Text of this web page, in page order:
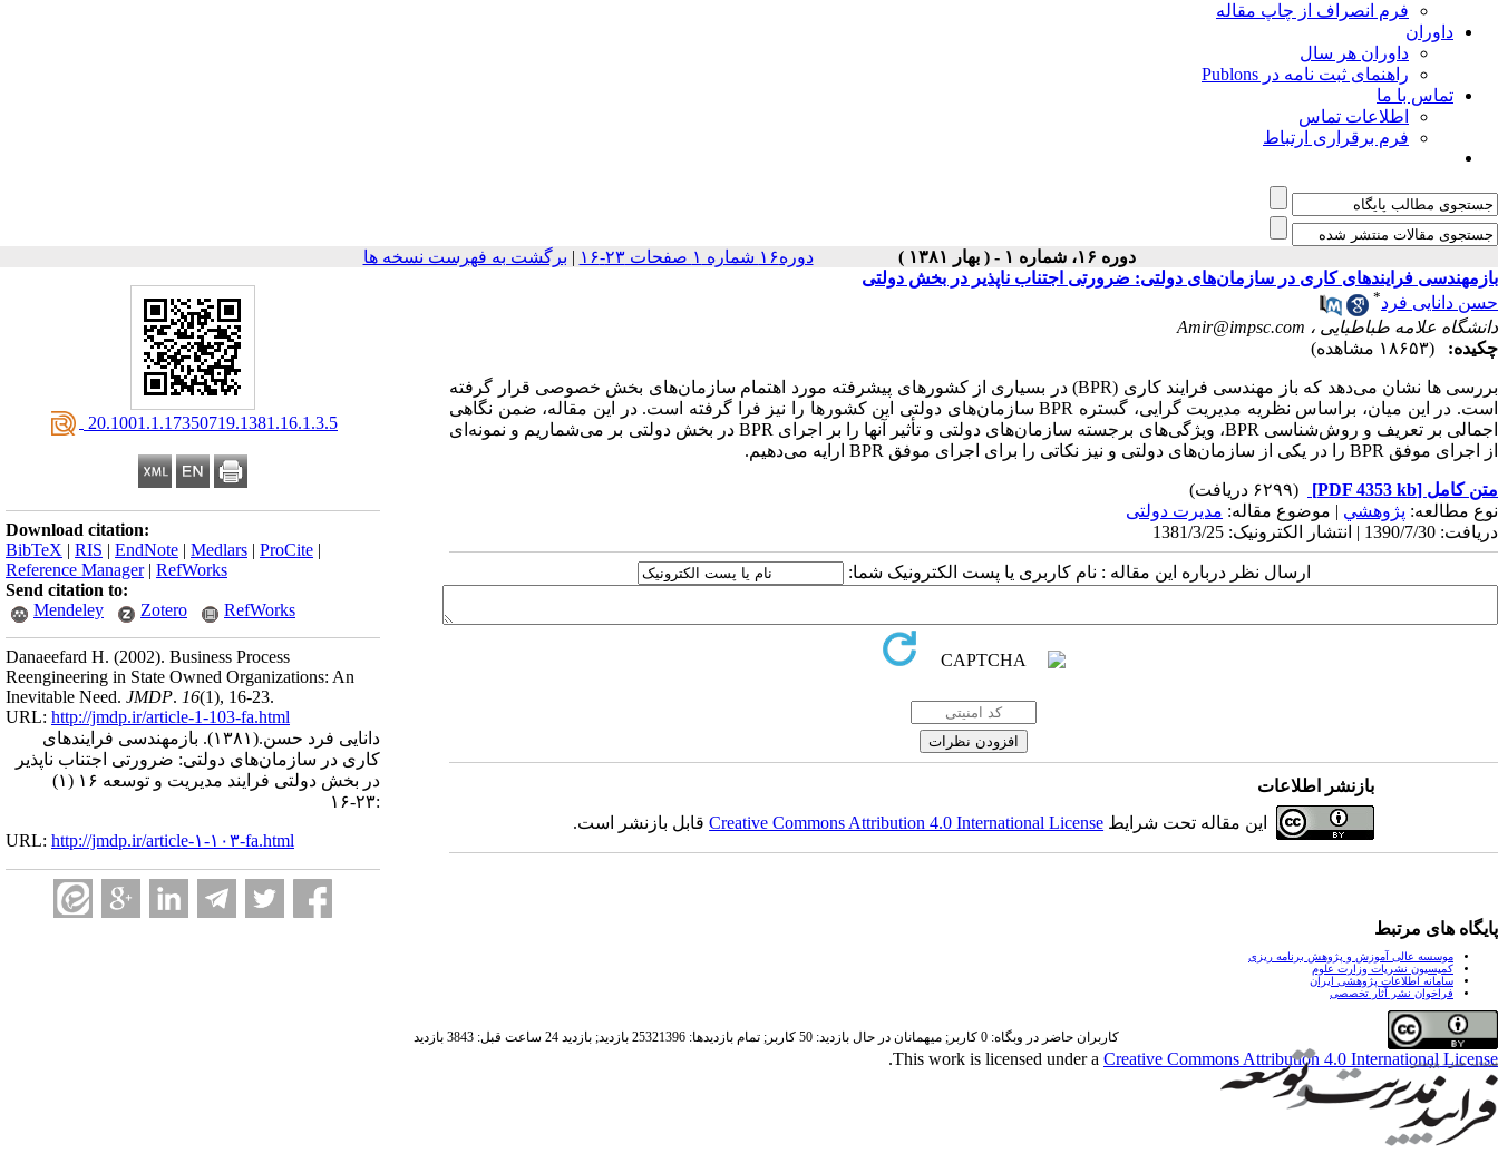
فرم انصراف از چاپ مقاله
داوران
داوران هر سال
راهنمای ثبت نامه در Publons
تماس با ما
اطلاعات تماس
فرم برقراری ارتباط
دوره ۱۶، شماره ۱ - ( بهار ۱۳۸۱ ) دوره۱۶ شماره ۱ صفحات ۲۳-۱۶ | برگشت به فهرست نسخه ها
‎ 20.1001.1.17350719.1381.16.1.3.5
Download citation:
BibTeX | RIS | EndNote | Medlars | ProCite |
Reference Manager| RefWorks
Send citation to:
Mendeley
Zotero RefWorks
Danaeefard H. (2002). Business Process
Reengineering in State Owned Organizations: An
Inevitable Need. JMDP. 16(1), 16-23.
URL: http://jmdp.ir/article-1-103-fa.html
دانایی فرد حسن.(۱۳۸۱).
بازمهندسی فرایندهای
کاری در سازمان‌های دولتی: ضرورتی اجتناب ناپذیر
در بخش دولتی فرایند مدیریت و توسعه ۱۶ (۱)
:۲۳-۱۶
URL: http://jmdp.ir/article-۱-۱۰۳-fa.html
بازمهندسی فرایندهای کاری در سازمان‌های دولتی: ضرورتی اجتناب ناپذیر در بخش دولتی
حسن دانایی فرد*
دانشگاه علامه طباطبایی ، Amir@impsc.com
چکیده:
(۱۸۶۵۳ مشاهده)
بررسی ها نشان می‌دهد که باز مهندسی فرایند کاری (BPR) در بسیاری از کشورهای پیشرفته مورد اهتمام سازمان‌های بخش خصوصی قرار گرفته
است. در این میان، براساس نظریه مدیریت گرایی، گستره BPR سازمان‌های دولتی این کشورها را نیز فرا گرفته است. در این مقاله، ضمن نگاهی
اجمالی بر تعریف و روش‌‌شناسی BPR، ویژگی‌های برجسته سازمان‌های دولتی و تأثیر آنها را بر اجرای BPR در بخش دولتی بر می‌شماریم و نمونه‌ای
از اجرای موفق BPR را در یکی از سازمان‌های دولتی و نیز نکاتی را برای اجرای موفق BPR ارایه می‌دهیم.
متن کامل [PDF 4353 kb]
(۶۲۹۹ دریافت)
نوع مطالعه: پژوهشي | موضوع مقاله: مدیرت دولتی
دریافت: 1390/7/30 | انتشار الکترونیک: 1381/3/25
ارسال نظر درباره این مقاله : نام کاربری یا پست الکترونیک شما:
بازنشر اطلاعات
این مقاله تحت شرایط Creative Commons Attribution 4.0 International Licenseقابل بازنشر است.
پایگاه های مرتبط
موسسه عالی آموزش و پژوهش برنامه ریزی
کمیسیون نشریات وزارت علوم
سامانه اطلاعات پژوهشی ایران
فراخوان نشر آثار تخصصی
This work is licensed under a Creative Commons Attribution 4.0 International License
.
کاربران حاضر در وبگاه: 0 کاربر; میهمانان در حال بازدید: 50 کاربر; تمام بازدید‌ها: 25321396 بازدید; بازدید 24 ساعت قبل: 3843 بازدید